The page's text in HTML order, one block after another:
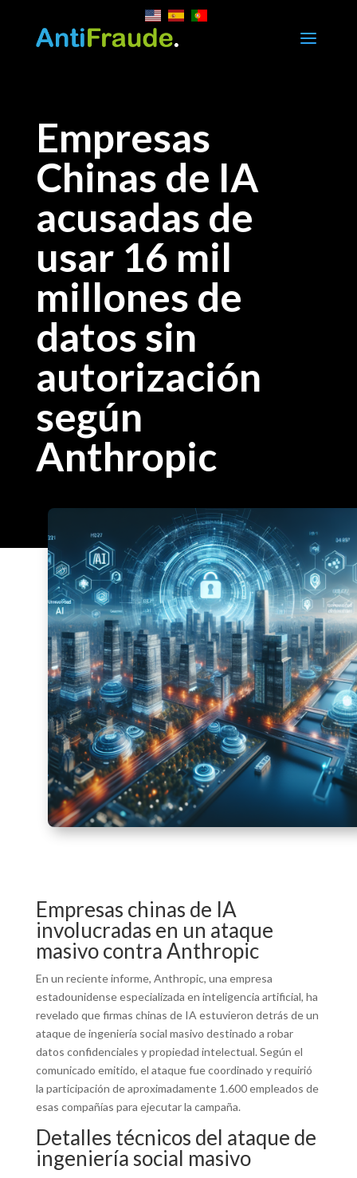
a
Empresas
Chinas de IA
acusadas de
usar 16 mil
millones de
datos sin
autorización
según
Anthropic
Empresas chinas de IA
involucradas en un ataque
masivo contra Anthropic
En un reciente informe, Anthropic, una empresa
estadounidense especializada en inteligencia artificial, ha
revelado que firmas chinas de IA estuvieron detrás de un
ataque de ingeniería social masivo destinado a robar
datos confidenciales y propiedad intelectual. Según el
comunicado emitido, el ataque fue coordinado y requirió
la participación de aproximadamente 1.600 empleados de
esas compañías para ejecutar la campaña.
Detalles técnicos del ataque de
ingeniería social masivo